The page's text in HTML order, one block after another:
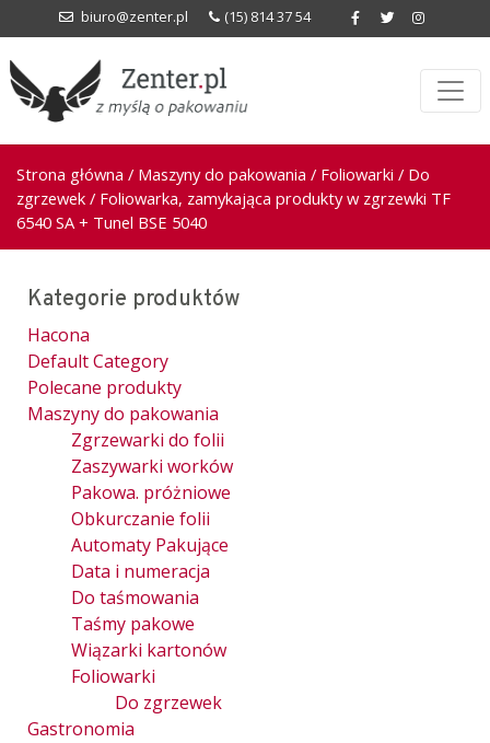
biuro@zenter.pl (15) 814 37 54
Strona główna / Maszyny do pakowania / Foliowarki / Do
zgrzewek / Foliowarka, zamykająca produkty w zgrzewki TF
6540 SA + Tunel BSE 5040
Kategorie produktów
Hacona
Default Category
Polecane produkty
Maszyny do pakowania
Zgrzewarki do folii
Zaszywarki worków
Pakowa. próżniowe
Obkurczanie folii
Automaty Pakujące
Data i numeracja
Do taśmowania
Taśmy pakowe
Wiązarki kartonów
Foliowarki
Do zgrzewek
Gastronomia